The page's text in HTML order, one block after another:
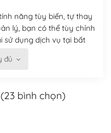
năng tùy biến, tự thay
lý, bạn có thể tùy chỉnh
sử dụng dịch vụ tại bất
đủ
bình chọn)